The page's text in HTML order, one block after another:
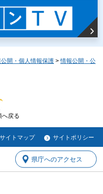
開・個人情報保護 >情報公開・公
へ戻る
サイトマップ サイトポリシー
県庁へのアクセス